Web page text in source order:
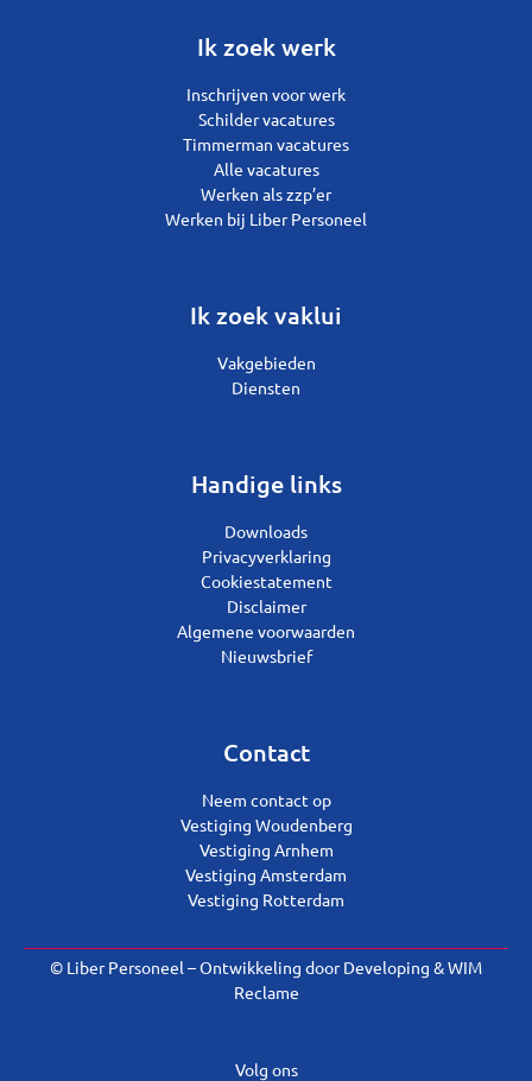
Ik zoek werk
Inschrijven voor werk
Schilder vacatures
Timmerman vacatures
Alle vacatures
Werken als zzp’er
Werken bij Liber Personeel
Ik zoek vaklui
Vakgebieden
Diensten
Handige links
Downloads
Privacyverklaring
Cookiestatement
Disclaimer
Algemene voorwaarden
Nieuwsbrief
Contact
Neem contact op
Vestiging Woudenberg
Vestiging Arnhem
Vestiging Amsterdam
Vestiging Rotterdam
© Liber Personeel – Ontwikkeling doorDeveloping &WIM
Reclame
Volg ons